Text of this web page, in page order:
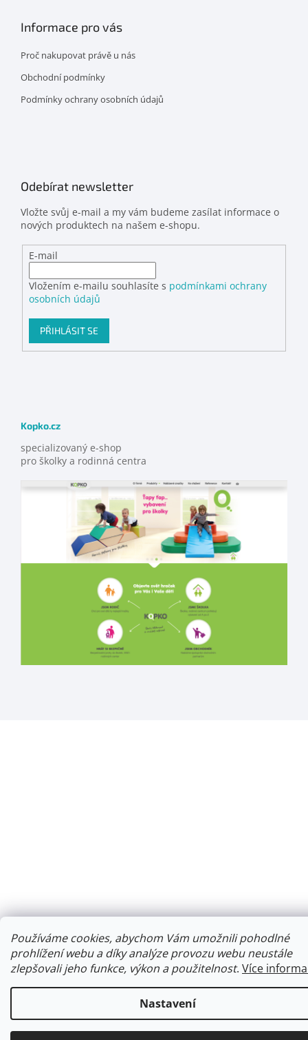
Používáme cookies, abychom Vám umožnili pohodlné
prohlížení webu a díky analýze provozu webu neustále
zlepšovali jeho funkce, výkon a použitelnost. Více
Nastavení
Informace pro vás
Proč nakupovat právě u nás
Obchodní podmínky
Podmínky ochrany osobních údajů
Odebírat newsletter
Vložte svůj e-mail a my vám budeme zasílat informace o
nových produktech na našem e-shopu.
E-mail
Vložením e-mailu souhlasíte s podmínkami ochrany
osobních údajů
PŘIHLÁSIT SE
Kopko.cz
specializovaný e-shop
pro školky a rodinná centra